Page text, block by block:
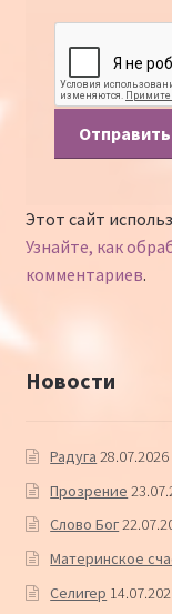
Этот сайт
Узнайте, как
комментариев.
Новости
Радуга 28.07.2026
Прозрение
Слово Бог
Материнское
Селигер